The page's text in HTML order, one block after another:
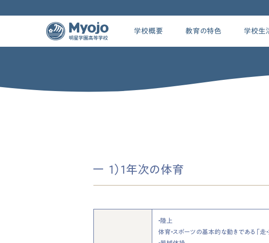
学校概要 教育の特色 学校生
1）1年次の体育
・陸上
体育・スポーツの基本的な動きである「走